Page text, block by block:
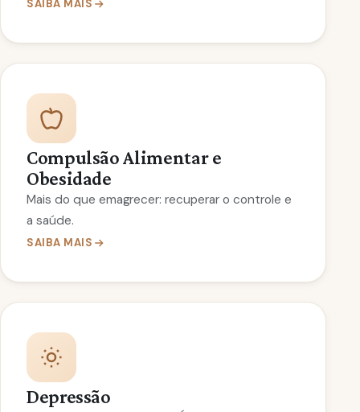
SAIBA MAIS
Compulsão Alimentar e
Obesidade
Mais do que emagrecer: recuperar o controle e
a saúde.
SAIBA MAIS
Depressão